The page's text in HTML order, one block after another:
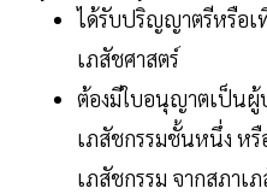
ได้รับปริญญาตรีหรือเ
เภสัชศาสตร์
ต้องมีใบอนุญาตเป็นผู้
เภสัชกรรมชั้นหนึ่ง ห
เภสัชกรรม จากสภาเ